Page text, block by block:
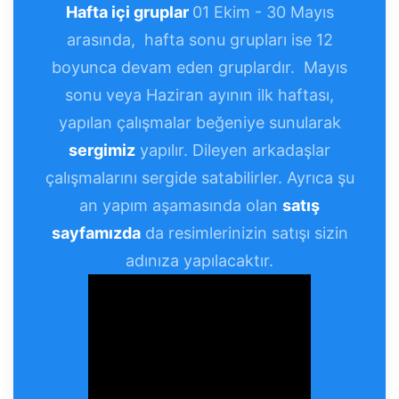
Hafta içi gruplar 01 Ekim - 30 Mayıs
arasında, hafta sonu grupları ise 12
boyunca devam eden gruplardır. Mayıs
sonu veya Haziran ayının ilk haftası,
yapılan çalışmalar beğeniye sunularak
sergimiz yapılır. Dileyen arkadaşlar
çalışmalarını sergide satabilirler. Ayrıca şu
an yapım aşamasında olan satış
sayfamızdada resimlerinizin satışı sizin
adınıza yapılacaktır.